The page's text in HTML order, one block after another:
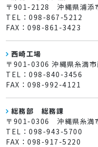
〒901-2128 沖縄県浦添
TEL：098-867-5212
FAX：098-861-3423
西崎工場
〒901-0306 沖縄県糸満
TEL：098-840-3456
FAX：098-992-4121
総務部 総務課
〒901-0306 沖縄県糸満
TEL：098-943-5700
FAX：098-917-5220